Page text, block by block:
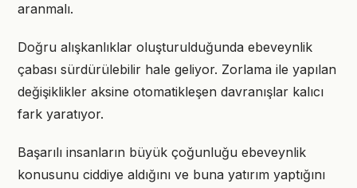
aranmalı.
Doğru alışkanlıklar oluşturulduğunda ebeveynlik
çabası sürdürülebilir hale geliyor. Zorlama ile yapılan
değişiklikler aksine otomatikleşen davranışlar kalıcı
fark yaratıyor.
Başarılı insanların büyük çoğunluğu ebeveynlik
konusunu ciddiye aldığını ve buna yatırım yaptığını